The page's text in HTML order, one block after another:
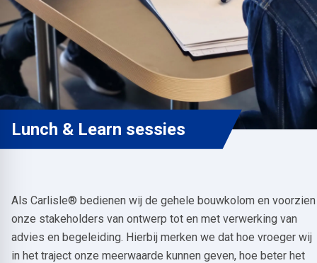
Als Carlisle® bedienen wij de gehele bouwkolom en voorzien
onze stakeholders van ontwerp tot en met verwerking van
advies en begeleiding. Hierbij merken we dat hoe vroeger wij
in het traject onze meerwaarde kunnen geven, hoe beter het
Lunch & Learn sessies